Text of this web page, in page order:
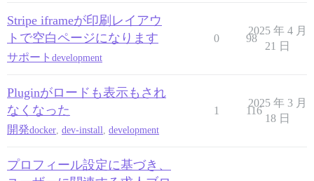
Stripe iframeが印刷レイアウ
トで空白ページになります
サポート development
0 98
2025 年 4 月
21 日
Pluginがロードも表示もされ
なくなった
開発docker dev-install development
1 116
2025 年 3 月
18 日
プロフィール設定に基づき、